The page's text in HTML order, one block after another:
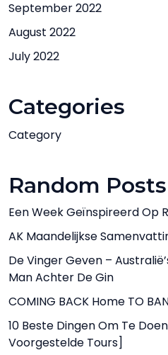
September 2022
August 2022
July 2022
Categories
Category
Random Posts
Een Week Geïnspireerd Op
AK Maandelijkse
De Vinger Geven –
Man Achter De Gin
COMING BACK Home TO
10 Beste Dingen Om Te
Voorgestelde Tours]